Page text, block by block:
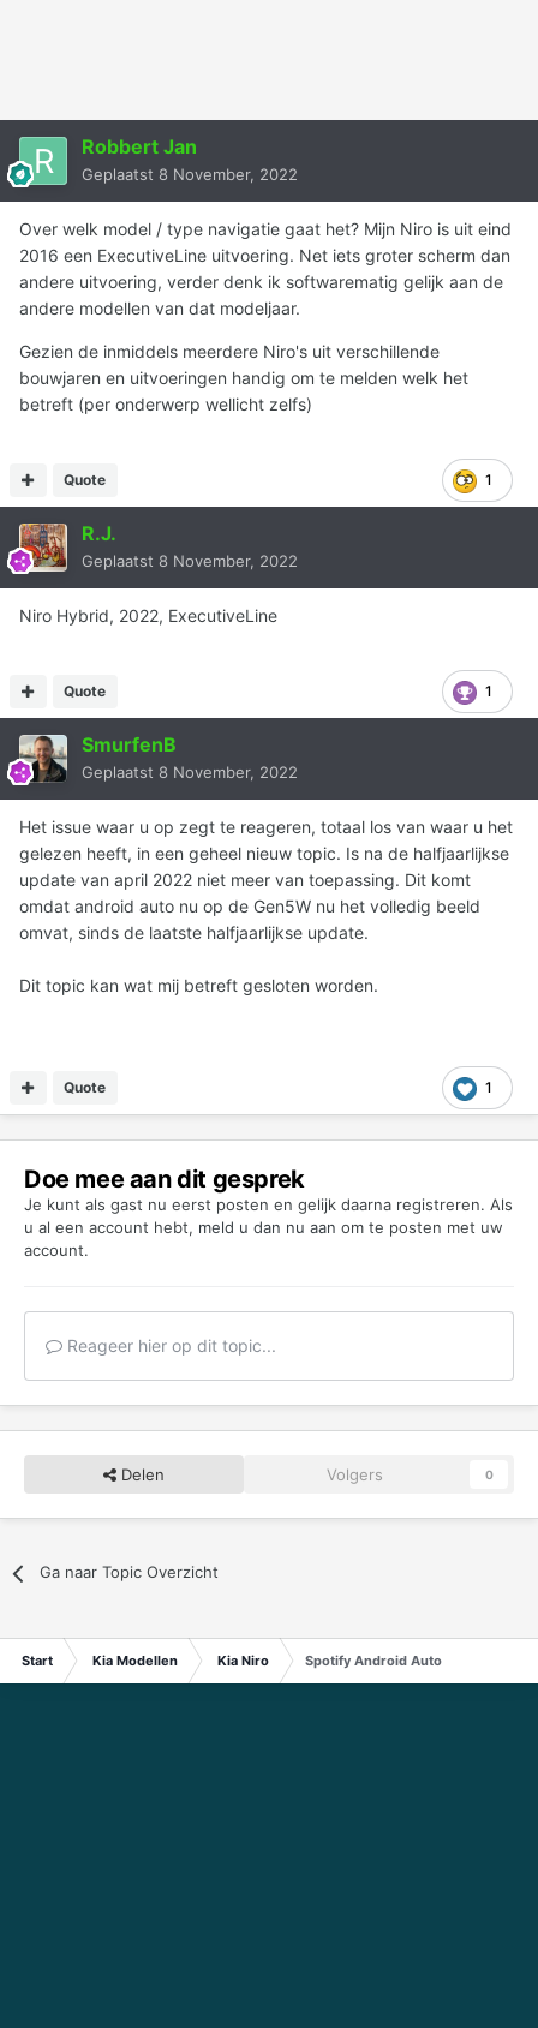
Robbert Jan
Geplaatst 8 November, 2022
Over welk model / type navigatie gaat het? Mijn Niro is uit eind
2016 een ExecutiveLine uitvoering. Net iets groter scherm dan
andere uitvoering, verder denk ik softwarematig gelijk aan de
andere modellen van dat modeljaar.
Gezien de inmiddels meerdere Niro's uit verschillende
bouwjaren en uitvoeringen handig om te melden welk het
betreft (per onderwerp wellicht zelfs)
1
Quote
R.J.
Geplaatst 8 November, 2022
Niro Hybrid, 2022, ExecutiveLine
1
Quote
SmurfenB
Geplaatst 8 November, 2022
Het issue waar u op zegt te reageren, totaal los van waar u het
gelezen heeft, in een geheel nieuw topic. Is na de halfjaarlijkse
update van april 2022 niet meer van toepassing. Dit komt
omdat android auto nu op de Gen5W nu het volledig beeld
omvat, sinds de laatste halfjaarlijkse update.
Dit topic kan wat mij betreft gesloten worden.
1
Quote
Doe mee aan dit gesprek
Je kunt als gast nu eerst posten en gelijk daarna registreren. Als
u al een account hebt, meld u dan nu aan om te posten met uw
account.
Reageer hier op dit topic...
Delen Volgers 0
Ga naar Topic Overzicht
Start Kia Modellen Kia Niro Spotify Android Auto